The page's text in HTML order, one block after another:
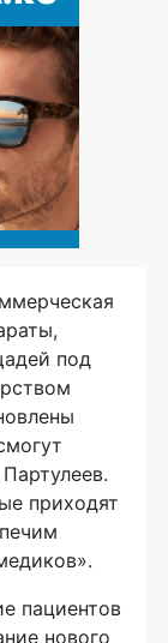
под
приходят
пациентов
нового